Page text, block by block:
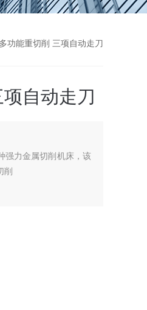
功能重切削 三项自动走刀
自动走刀
强力金属切削机床，该
削